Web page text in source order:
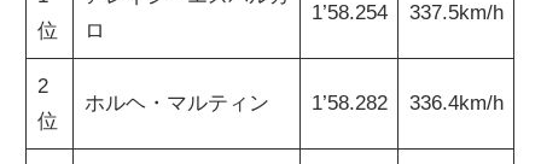
位
ロ
1’58.254 337.5km/h
2
位
ホルヘ・マルティン 1’58.282 336.4km/h